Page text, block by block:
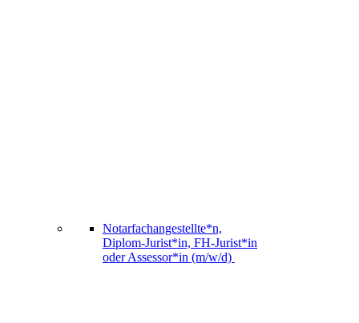
Notarfachangestellte*n,
Diplom-Jurist*in, FH-Jurist*in
oder Assessor*in (m/w/d)